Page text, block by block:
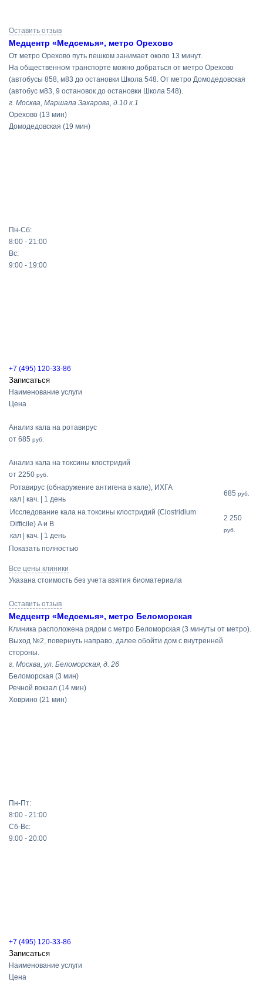
поиска
Оставить отзыв
Медцентр «Медсемья», метро Орехово
От метро Орехово путь пешком занимает около 13 минут.
На общественном транспорте можно добраться от метро Орехово
(автобусы 858, м83 до остановки Школа 548. От метро Домодедовская
(автобус м83, 9 остановок до остановки Школа 548).
г. Москва, Маршала Захарова, д.10 к.1
Орехово (13 мин)
Домодедовская (19 мин)
Пн-Сб:
8:00 - 21:00
Вс:
9:00 - 19:00
+7 (495) 120-33-86
Записаться
Наименование услуги
Цена
Анализ кала на ротавирус
от 685 руб.
Анализ кала на токсины клостридий
от 2250 руб.
Ротавирус (обнаружение антигена в кале), ИХГА
кал | кач. | 1 день
685 руб.
Исследование кала на токсины клостридий (Clostridium
Difficile) A и B
кал | кач. | 1 день
2 250
руб.
Показать полностью
Все цены клиники
Указана стоимость без учета взятия биоматериала
Оставить отзыв
Медцентр «Медсемья», метро Беломорская
Клиника расположена рядом с метро Беломорская (3 минуты от метро).
Выход №2, повернуть направо, далее обойти дом с внутренней
стороны.
г. Москва, ул. Беломорская, д. 26
Беломорская (3 мин)
Речной вокзал (14 мин)
Ховрино (21 мин)
Пн-Пт:
8:00 - 21:00
Сб-Вс:
9:00 - 20:00
+7 (495) 120-33-86
Записаться
Наименование услуги
Цена